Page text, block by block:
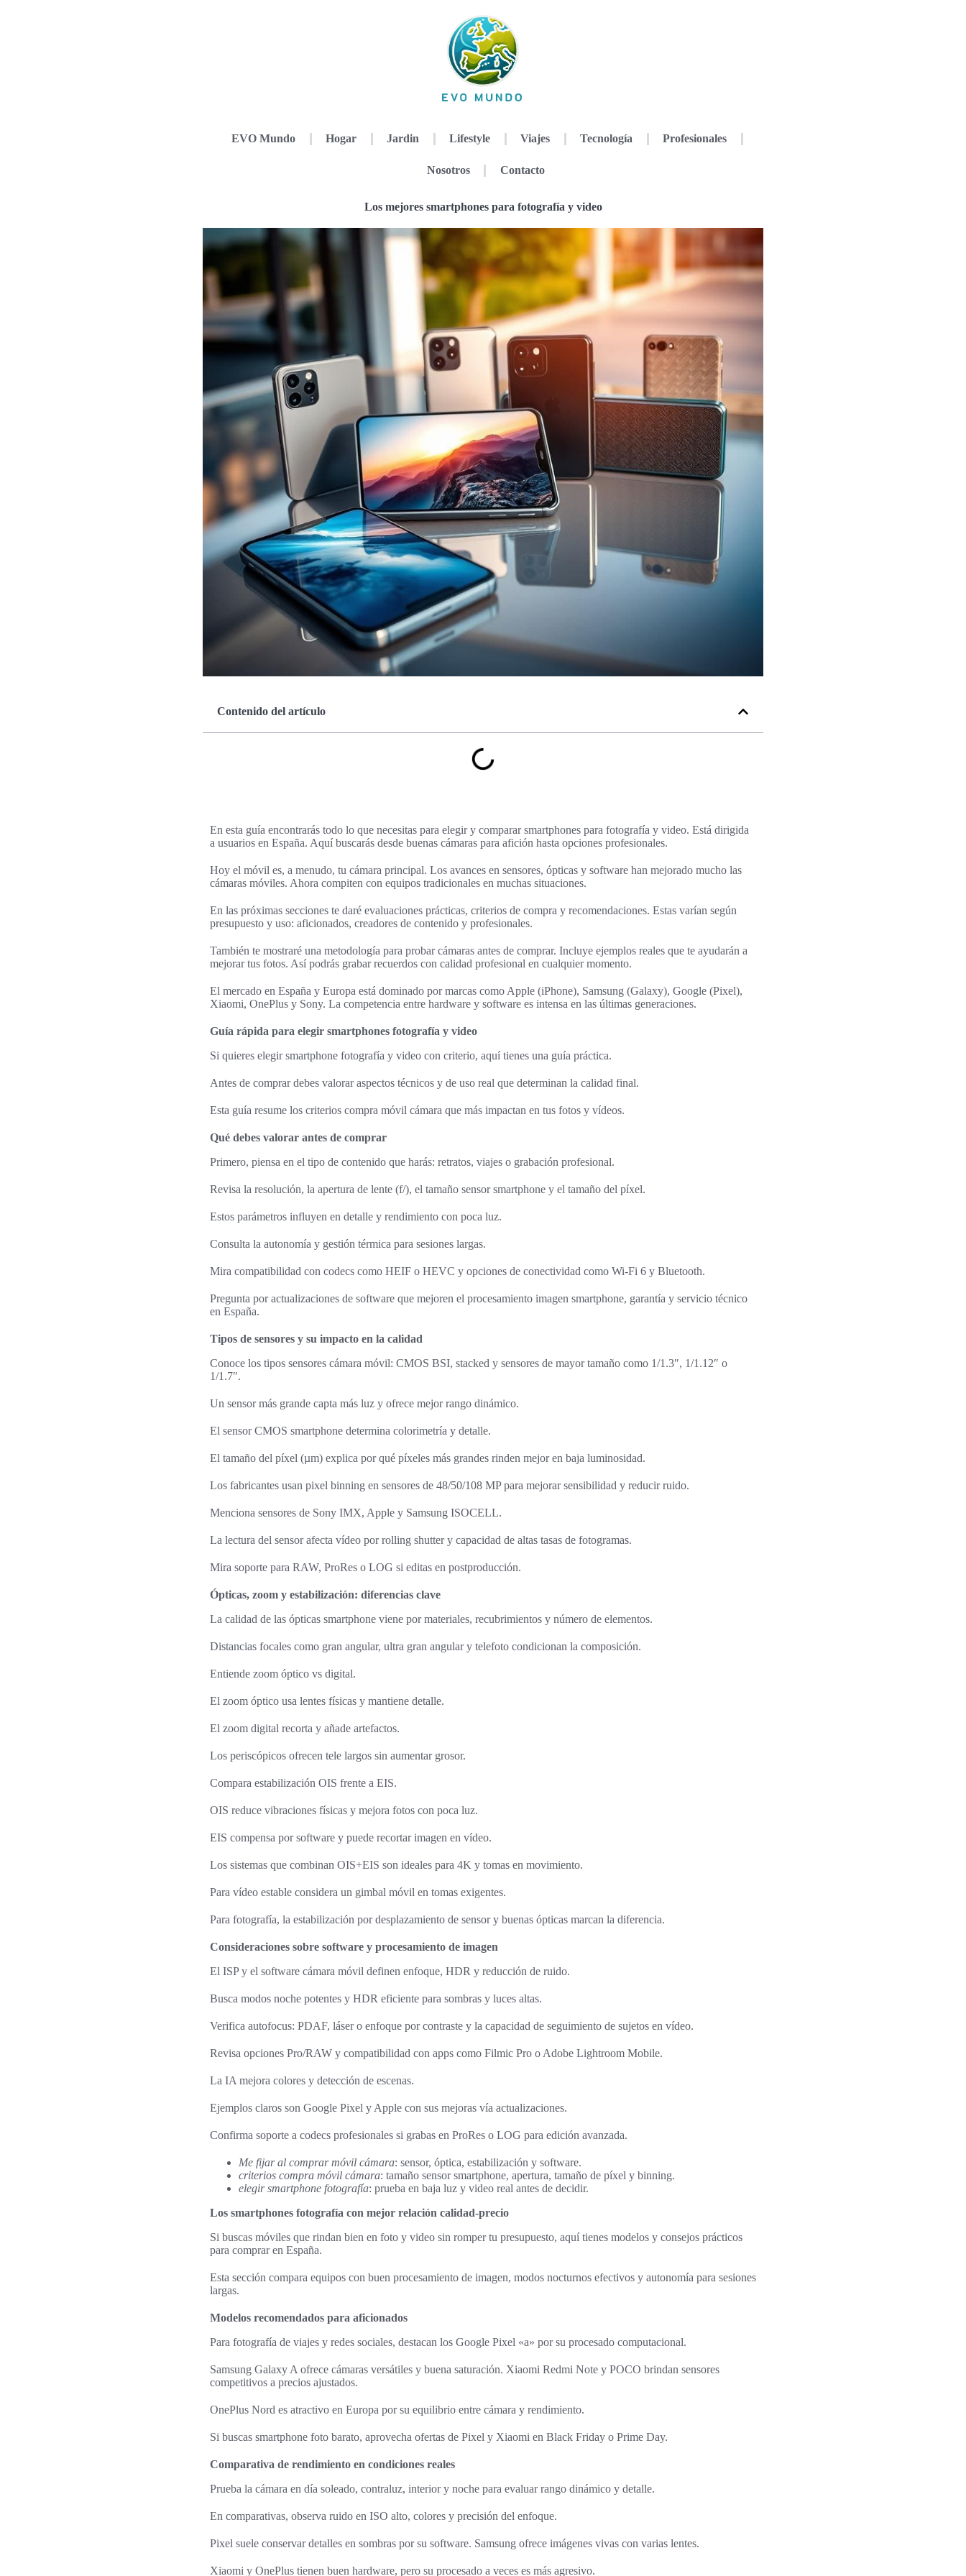
EVO Mundo Hogar Jardin Lifestyle Viajes Tecnología Profesionales
Nosotros Contacto
Los mejores smartphones para fotografía y video
Contenido del artículo
En esta guía encontrarás todo lo que necesitas para elegir y comparar smartphones para fotografía y video. Está dirigida
a usuarios en España. Aquí buscarás desde buenas cámaras para afición hasta opciones profesionales.
Hoy el móvil es, a menudo, tu cámara principal. Los avances en sensores, ópticas y software han mejorado mucho las
cámaras móviles. Ahora compiten con equipos tradicionales en muchas situaciones.
En las próximas secciones te daré evaluaciones prácticas, criterios de compra y recomendaciones. Estas varían según
presupuesto y uso: aficionados, creadores de contenido y profesionales.
También te mostraré una metodología para probar cámaras antes de comprar. Incluye ejemplos reales que te ayudarán a
mejorar tus fotos. Así podrás grabar recuerdos con calidad profesional en cualquier momento.
El mercado en España y Europa está dominado por marcas como Apple (iPhone), Samsung (Galaxy), Google (Pixel),
Xiaomi, OnePlus y Sony. La competencia entre hardware y software es intensa en las últimas generaciones.
Guía rápida para elegir smartphones fotografía y video
Si quieres elegir smartphone fotografía y video con criterio, aquí tienes una guía práctica.
Antes de comprar debes valorar aspectos técnicos y de uso real que determinan la calidad final.
Esta guía resume los criterios compra móvil cámara que más impactan en tus fotos y vídeos.
Qué debes valorar antes de comprar
Primero, piensa en el tipo de contenido que harás: retratos, viajes o grabación profesional.
Revisa la resolución, la apertura de lente (f/), el tamaño sensor smartphone y el tamaño del píxel.
Estos parámetros influyen en detalle y rendimiento con poca luz.
Consulta la autonomía y gestión térmica para sesiones largas.
Mira compatibilidad con codecs como HEIF o HEVC y opciones de conectividad como Wi‑Fi 6 y Bluetooth.
Pregunta por actualizaciones de software que mejoren el procesamiento imagen smartphone, garantía y servicio técnico
en España.
Tipos de sensores y su impacto en la calidad
Conoce los tipos sensores cámara móvil: CMOS BSI, stacked y sensores de mayor tamaño como 1/1.3″, 1/1.12″ o
1/1.7″.
Un sensor más grande capta más luz y ofrece mejor rango dinámico.
El sensor CMOS smartphone determina colorimetría y detalle.
El tamaño del píxel (µm) explica por qué píxeles más grandes rinden mejor en baja luminosidad.
Los fabricantes usan pixel binning en sensores de 48/50/108 MP para mejorar sensibilidad y reducir ruido.
Menciona sensores de Sony IMX, Apple y Samsung ISOCELL.
La lectura del sensor afecta vídeo por rolling shutter y capacidad de altas tasas de fotogramas.
Mira soporte para RAW, ProRes o LOG si editas en postproducción.
Ópticas, zoom y estabilización: diferencias clave
La calidad de las ópticas smartphone viene por materiales, recubrimientos y número de elementos.
Distancias focales como gran angular, ultra gran angular y telefoto condicionan la composición.
Entiende zoom óptico vs digital.
El zoom óptico usa lentes físicas y mantiene detalle.
El zoom digital recorta y añade artefactos.
Los periscópicos ofrecen tele largos sin aumentar grosor.
Compara estabilización OIS frente a EIS.
OIS reduce vibraciones físicas y mejora fotos con poca luz.
EIS compensa por software y puede recortar imagen en vídeo.
Los sistemas que combinan OIS+EIS son ideales para 4K y tomas en movimiento.
Para vídeo estable considera un gimbal móvil en tomas exigentes.
Para fotografía, la estabilización por desplazamiento de sensor y buenas ópticas marcan la diferencia.
Consideraciones sobre software y procesamiento de imagen
El ISP y el software cámara móvil definen enfoque, HDR y reducción de ruido.
Busca modos noche potentes y HDR eficiente para sombras y luces altas.
Verifica autofocus: PDAF, láser o enfoque por contraste y la capacidad de seguimiento de sujetos en vídeo.
Revisa opciones Pro/RAW y compatibilidad con apps como Filmic Pro o Adobe Lightroom Mobile.
La IA mejora colores y detección de escenas.
Ejemplos claros son Google Pixel y Apple con sus mejoras vía actualizaciones.
Confirma soporte a codecs profesionales si grabas en ProRes o LOG para edición avanzada.
Me fijar al comprar móvil cámara: sensor, óptica, estabilización y software.
criterios compra móvil cámara: tamaño sensor smartphone, apertura, tamaño de píxel y binning.
elegir smartphone fotografía: prueba en baja luz y video real antes de decidir.
Los smartphones fotografía con mejor relación calidad-precio
Si buscas móviles que rindan bien en foto y video sin romper tu presupuesto, aquí tienes modelos y consejos prácticos
para comprar en España.
Esta sección compara equipos con buen procesamiento de imagen, modos nocturnos efectivos y autonomía para sesiones
largas.
Modelos recomendados para aficionados
Para fotografía de viajes y redes sociales, destacan los Google Pixel «a» por su procesado computacional.
Samsung Galaxy A ofrece cámaras versátiles y buena saturación. Xiaomi Redmi Note y POCO brindan sensores
competitivos a precios ajustados.
OnePlus Nord es atractivo en Europa por su equilibrio entre cámara y rendimiento.
Si buscas smartphone foto barato, aprovecha ofertas de Pixel y Xiaomi en Black Friday o Prime Day.
Comparativa de rendimiento en condiciones reales
Prueba la cámara en día soleado, contraluz, interior y noche para evaluar rango dinámico y detalle.
En comparativas, observa ruido en ISO alto, colores y precisión del enfoque.
Pixel suele conservar detalles en sombras por su software. Samsung ofrece imágenes vivas con varias lentes.
Xiaomi y OnePlus tienen buen hardware, pero su procesado a veces es más agresivo.